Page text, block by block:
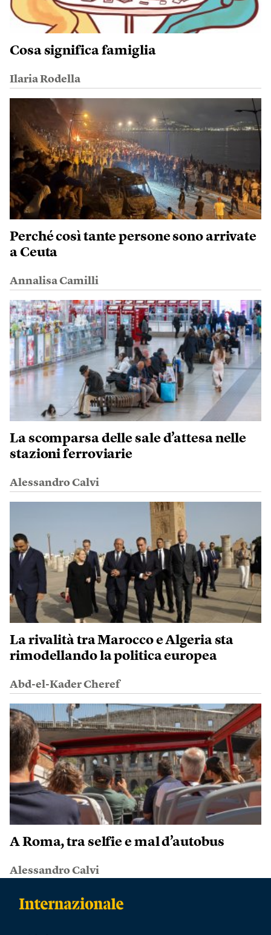
Cosa significa famiglia
Ilaria Rodella
Perché così tante persone sono arrivate
a Ceuta
Annalisa Camilli
La scomparsa delle sale d’attesa nelle
stazioni ferroviarie
Alessandro Calvi
La rivalità tra Marocco e Algeria sta
rimodellando la politica europea
Abd-el-Kader Cheref
A Roma, tra selfie e mal d’autobus
Alessandro Calvi